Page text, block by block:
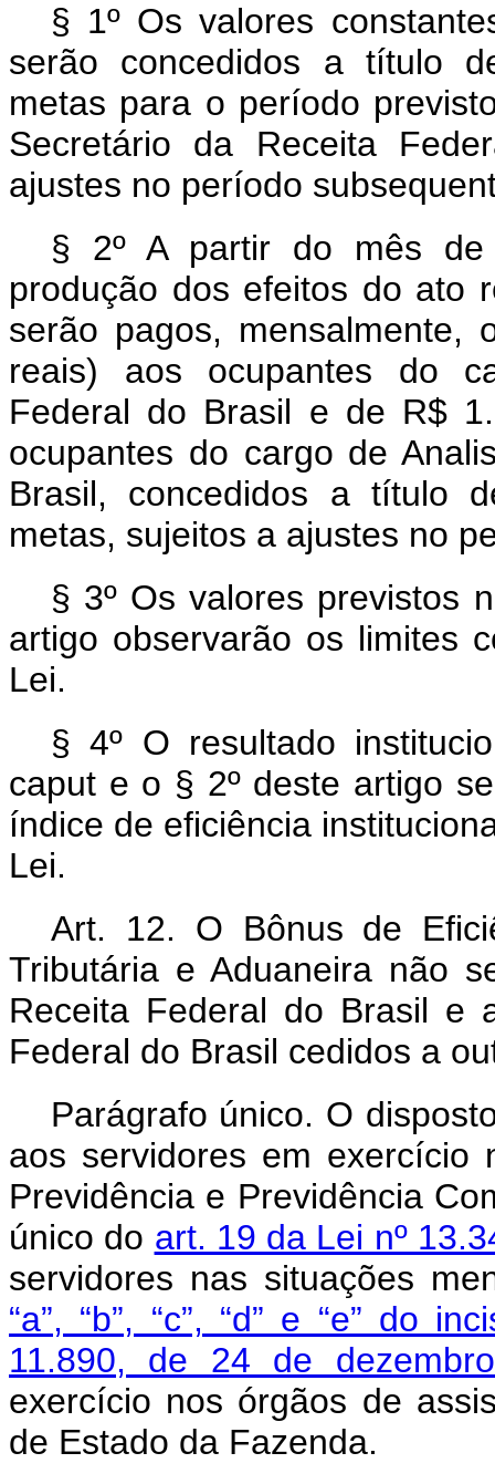
§ 1º Os valores
serão concedidos a título
metas para o período
Secretário da Receita
ajustes no período
§ 2º A partir do mês
produção dos efeitos do ato
serão pagos,
reais) aos ocupantes do
Federal do Brasil e de R$
ocupantes do cargo de
Brasil, concedidos a título
metas, sujeitos a ajustes no
§ 3º Os valores previstos
artigo observarão os limites
Lei.
§ 4º O resultado
caput e o § 2º deste artigo
índice de eficiência
Lei.
Art. 12. O Bônus de
Tributária e Aduaneira não
Receita Federal do Brasil e
Federal do Brasil cedidos a
Parágrafo único. O
aos servidores em exercício
Previdência e Previdência
único do art. 19 da Lei nº
servidores nas situações
“a”, “b”, “c”, “d” e “e” do
11.890, de 24 de
exercício nos órgãos de
de Estado da Fazenda.